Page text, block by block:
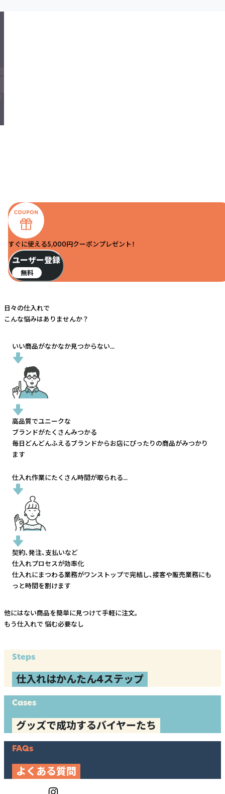
すぐに使える5,000円クーポンプレゼント！
ユーザー登録
無料
日々の仕入れで
こんな悩みはありませんか？
いい商品がなかなか見つからない...
高品質でユニークな
ブランドがたくさんみつかる
毎日どんどんふえるブランドからお店にぴったりの商品がみつかり
ます
仕入れ作業にたくさん時間が取られる...
契約、発注、支払いなど
仕入れプロセスが効率化
仕入れにまつわる業務がワンストップで完結し、接客や販売業務にも
っと時間を割けます
他にはない商品を簡単に見つけて手軽に注文。
もう仕入れで 悩む必要なし
Steps
仕入れはかんたん4ステップ
Cases
グッズで成功するバイヤーたち
FAQs
よくある質問